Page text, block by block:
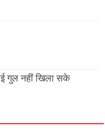
गुल नहीं खिला सके